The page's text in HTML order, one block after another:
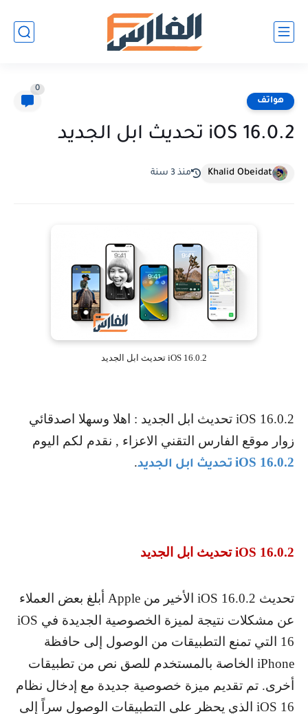
هواتف
0
iOS 16.0.2 تحديث ابل الجديد
Khalid Obeidat منذ 3 سنة
iOS 16.0.2 تحديث ابل الجديد
iOS 16.0.2 تحديث ابل الجديد : اهلا وسهلا اصدقائي
زوار موقع الفارس التقني الاعزاء , نقدم لكم اليوم
iOS 16.0.2 تحديث ابل الجديد.
iOS 16.0.2تحديث ابل الجديد
تحديث iOS 16.0.2 الأخير من Apple أبلغ بعض العملاء
عن مشكلات نتيجة لميزة الخصوصية الجديدة في iOS
16 التي تمنع التطبيقات من الوصول إلى حافظة
iPhone الخاصة بالمستخدم للصق نص من تطبيقات
أخرى. تم تقديم ميزة خصوصية جديدة مع إدخال نظام
iOS 16 الذي يحظر على التطبيقات الوصول سراً إلى